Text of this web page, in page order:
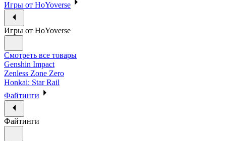
Игры от HoYoverse
Игры от HoYoverse
Смотреть все товары
Genshin Impact
Zenless Zone Zero
Honkai: Star Rail
Файтинги
Файтинги